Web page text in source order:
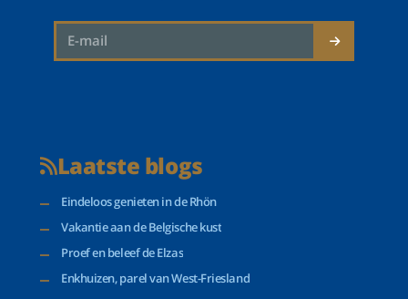
Laatste blogs
Eindeloos genieten in de Rhön
Vakantie aan de Belgische kust
Proef en beleef de Elzas
Enkhuizen, parel van West-Friesland